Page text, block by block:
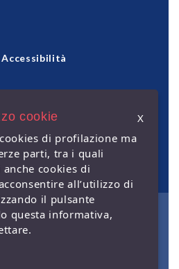
© Giuffrè Francis Lefebvre
S.p.A. - Capitale Sociale €
cookie
X
di profilazione ma
parti, tra i quali
cookies di
all’utilizzo di
il pulsante
questa informativa,